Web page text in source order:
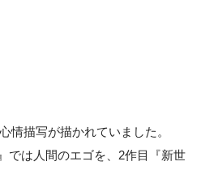
描写が描かれていました。
では人間のエゴを、2作目『新世